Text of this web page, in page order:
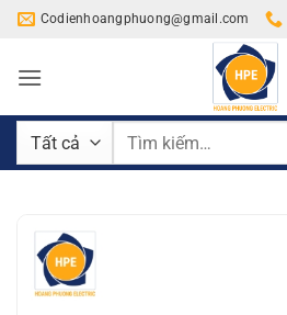
Bỏ
nội
Codienhoangphuong@gmail.com
Tìm